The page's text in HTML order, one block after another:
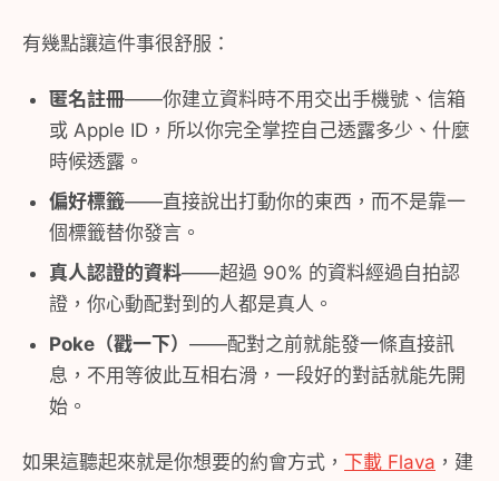
有幾點讓這件事很舒服：
匿名註冊——你建立資料時不用交出手機號、信箱
或 Apple ID，所以你完全掌控自己透露多少、什麼
時候透露。
偏好標籤——直接說出打動你的東西，而不是靠一
個標籤替你發言。
真人認證的資料——超過 90% 的資料經過自拍認
證，你心動配對到的人都是真人。
Poke（戳一下） ——配對之前就能發一條直接訊
息，不用等彼此互相右滑，一段好的對話就能先開
始。
如果這聽起來就是你想要的約會方式， 下載 Flava ，建